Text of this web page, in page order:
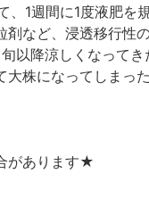
1週間に1度液肥を
など、浸透移行性
以降涼しくなって
株になってしまっ
があります★